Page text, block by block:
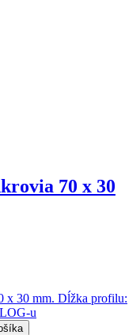
70 x 30
x 30 mm. Dĺžka profilu:
u